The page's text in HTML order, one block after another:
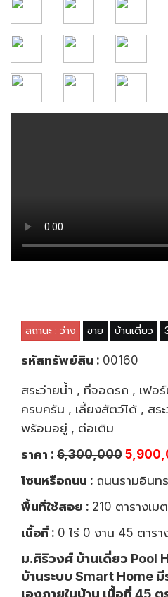
สถานะ : ว่าง ขาย บ้านเดี่ยว
รหัสทรัพย์สิน : 00160
สระว่ายน้ำ , ที่จอดรถ , เฟอ
ครบครัน , เลี้ยงสัตว์ได้ , สร
พร้อมอยู่ , ต่อเติม
ราคา : 6,300,000
โซนหรือถนน : ถนนรามอินท
พื้นที่ใช้สอย : 210 ตารางเม
เนื้อที่ : 0 ไร่ 0 งาน 45 ตารา
ม.ศิริวงศ์ บ้านเดี่ยว Pool
บ้านระบบ Smart Home มี
เองภายในบ้าน เนื้อที่ 45